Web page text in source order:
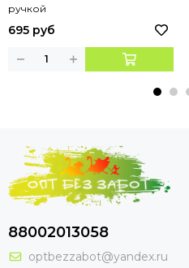
ручкой
695 руб
88002013058
optbezzabot@yandex.ru